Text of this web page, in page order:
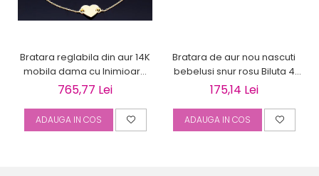
Bratara reglabila din aur 14K
mobila dama cu Inimioara
gravabila
765,77 Lei
ADAUGA IN COS
Bratara de aur nou nascuti
bebelusi snur rosu Biluta 4
mm
175,14 Lei
ADAUGA IN COS